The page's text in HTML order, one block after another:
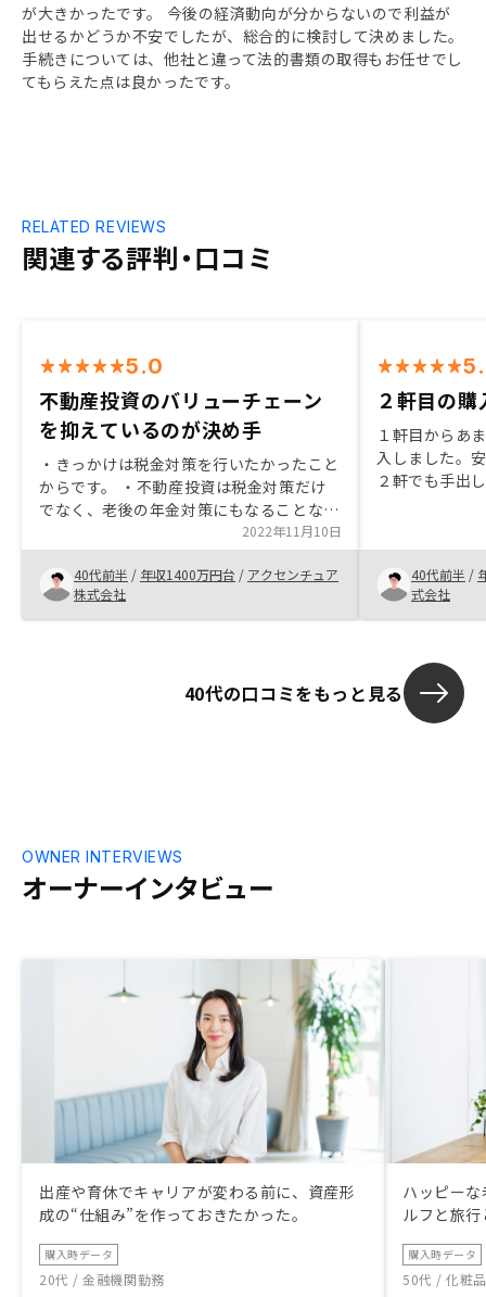
が大きかったです。 今後の経済動向が分からないので利益が
出せるかどうか不安でしたが、総合的に検討して決めました。
手続きについては、他社と違って法的書類の取得もお任せでし
てもらえた点は良かったです。
関連する評判・口コミ
RELATED REVIEWS
5.0
不動産投資のバリューチェーン
を抑えているのが決め手
・きっかけは税金対策を行いたかったこと
からです。 ・不動産投資は税金対策だけ
でなく、老後の年金対策にもなることな
ど、資産運用の選択肢として魅力的なもの
であると理解ができたことで購入を決意し
ました。 ・不安な点は中長期的にローン
を組むことになるので、その点が不安要素
ではあります。 ・RENOSYに決めたのは、
上でのバリューチェーンを企業グループ内
てよくしていただければと思います。
2022年11月10日
40代前半 / 年収1400万円台 / アクセンチュア
株式会社
２軒目の
１軒目からあ
入しました。
２軒でも手出
う提案がしっ
入しました。
の将来展望や
の土地の将来
40代前半 /
式会社
40代の口コミをもっと見る
オーナーインタビュー
OWNER INTERVIEWS
出産や育休でキャリアが変わる前に、資産形
成の“仕組み”を作っておきたかった。
購入時データ
20代 / 金融機関勤務
ハッピー
ルフと旅
購入時データ
50代 / 化粧